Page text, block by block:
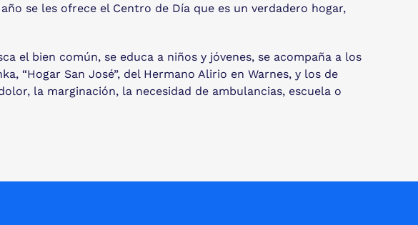
se les ofrece el Centro de Día que es un verdadero hogar,
el bien común, se educa a niños y jóvenes, se acompaña a los
“Hogar San José”, del Hermano Alirio en Warnes, y los de
la marginación, la necesidad de ambulancias, escuela o